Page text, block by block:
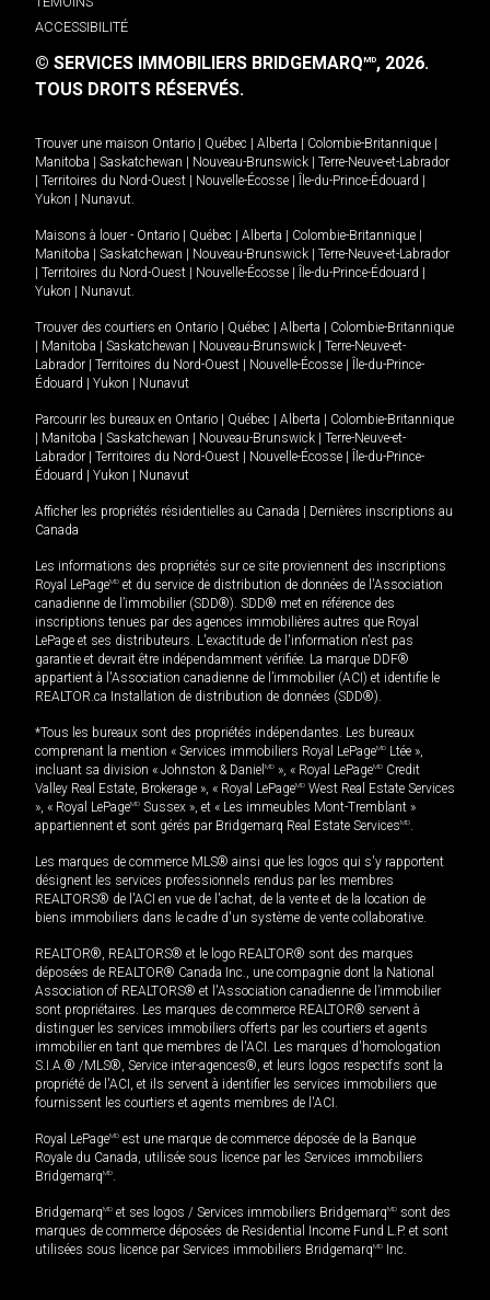
ACCESSIBILITÉ
© SERVICES IMMOBILIERS BRIDGEMARQMD, 2026.
TOUS DROITS RÉSERVÉS.
Trouver une maison Ontario Québec Alberta Colombie-Britannique
Manitoba
Saskatchewan Nouveau-Brunswick
Terre-Neuve-et-Labrador
Territoires du Nord-Ouest Nouvelle-Écosse Île-du-Prince-Édouard
Yukon
Nunavut.
Maisons à louer - Ontario Québec Alberta Colombie-Britannique
Manitoba
Saskatchewan Nouveau-Brunswick
Terre-Neuve-et-Labrador
Territoires du Nord-Ouest Nouvelle-Écosse Île-du-Prince-Édouard
Yukon
Nunavut.
Trouver des courtiers en Ontario Québec Alberta
Colombie-Britannique
Manitoba Saskatchewan Nouveau-Brunswick
Terre-Neuve-et-
Labrador
Territoires du Nord-Ouest Nouvelle-Écosse
Île-du-Prince-
Édouard
Yukon Nunavut
Parcourir les bureaux en Ontario Québec Alberta
Colombie-Britannique
Manitoba Saskatchewan Nouveau-Brunswick
Terre-Neuve-et-
Labrador
Territoires du Nord-Ouest Nouvelle-Écosse
Île-du-Prince-
Édouard
Yukon Nunavut
Afficher les propriétés résidentielles au Canada
Dernières inscriptions au
Canada
Les informations des propriétés sur ce site proviennent des inscriptions
Royal LePageMD et du service de distribution de données de l'Association
canadienne de l’immobilier (SDD®). SDD® met en référence des
inscriptions tenues par des agences immobilières autres que Royal
LePage et ses distributeurs. L'exactitude de l'information n'est pas
garantie et devrait être indépendamment vérifiée. La marque DDF®
appartient à l'Association canadienne de l’immobilier (ACI) et identifie le
REALTOR.ca Installation de distribution de données (SDD®).
*Tous les bureaux sont des propriétés indépendantes. Les bureaux
comprenant la mention « Services immobiliers Royal LePageMD Ltée »,
incluant sa division « Johnston & Daniel MD », « Royal LePageMD Credit
Valley Real Estate, Brokerage », « Royal LePageMD West Real Estate Services
», « Royal LePageMD Sussex », et « Les immeubles Mont-Tremblant »
appartiennent et sont gérés par Bridgemarq Real Estate ServicesMD.
Les marques de commerce MLS® ainsi que les logos qui s'y rapportent
désignent les services professionnels rendus par les membres
REALTORS® de l'ACI en vue de l'achat, de la vente et de la location de
biens immobiliers dans le cadre d'un système de vente collaborative.
REALTOR®, REALTORS® et le logo REALTOR® sont des marques
déposées de REALTOR® Canada Inc., une compagnie dont la National
Association of REALTORS® et l'Association canadienne de l’immobilier
sont propriétaires. Les marques de commerce REALTOR® servent à
distinguer les services immobiliers offerts par les courtiers et agents
immobilier en tant que membres de l'ACI. Les marques d'homologation
S.I.A.® /MLS®, Service inter-agences®, et leurs logos respectifs sont la
propriété de l'ACI, et ils servent à identifier les services immobiliers que
fournissent les courtiers et agents membres de l'ACI.
Royal LePageMD est une marque de commerce déposée de la Banque
Royale du Canada, utilisée sous licence par les Services immobiliers
BridgemarqMD.
BridgemarqMD et ses logos / Services immobiliers BridgemarqMD sont des
marques de commerce déposées de Residential Income Fund L.P. et sont
utilisées sous licence par Services immobiliers BridgemarqMD Inc.